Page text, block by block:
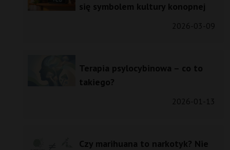
się symbolem kultury konopnej
2026-03-09
Terapia psylocybinowa – co to
takiego?
2026-01-13
Czy marihuana to narkotyk? Nie